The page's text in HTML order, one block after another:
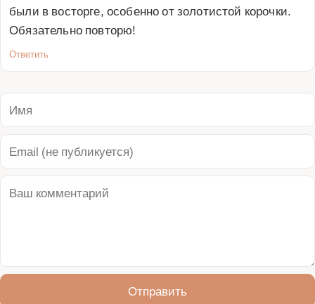
были в восторге, особенно от золотистой корочки.
Обязательно повторю!
Ответить
Отправить